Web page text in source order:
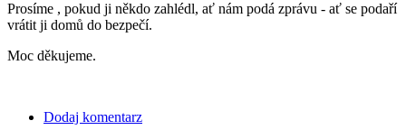
Prosíme , pokud ji někdo zahlédl, ať nám podá zprávu - ať se podaří
vrátit ji domů do bezpečí.
Moc děkujeme.
Dodaj komentarz